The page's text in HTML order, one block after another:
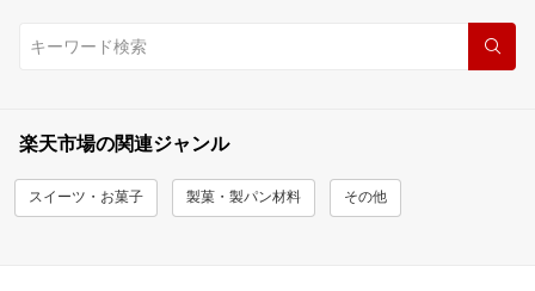
楽天市場の関連ジャンル
スイーツ・お菓子 製菓・製パン材料 その他